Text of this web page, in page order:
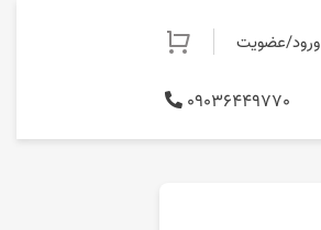
ورود/عضویت
09036449770